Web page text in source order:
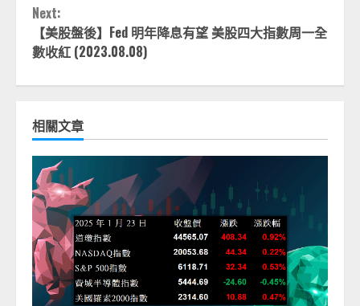
Next:
【美股盤後】Fed 明年降息有望 美股四大指數周一全
數收紅 (2023.08.08)
相關文章